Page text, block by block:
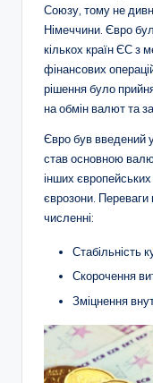
Союзу, тому не
Німеччини. Євро
кількох країн ЄС з
фінансових
рішення було
на обмін валют та
Євро був введений у
став основною
інших
єврозони. Переваги
численні:
Стабільність
Скорочення
Зміцнення